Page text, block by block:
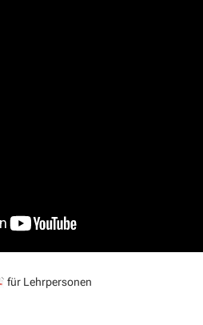
für Lehrpersonen